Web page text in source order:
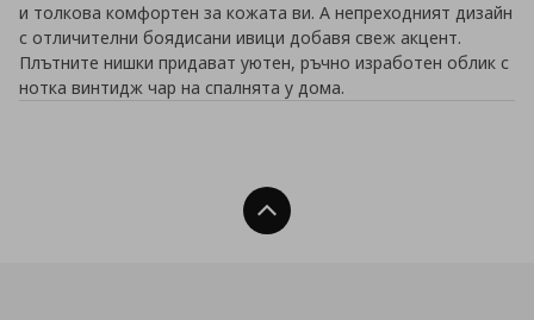
и толкова комфортен за кожата ви. А непреходният дизайн
с отличителни боядисани ивици добавя свеж акцент.
Плътните нишки придават уютен, ръчно изработен облик с
нотка винтидж чар на спалнята у дома.
Нагоре